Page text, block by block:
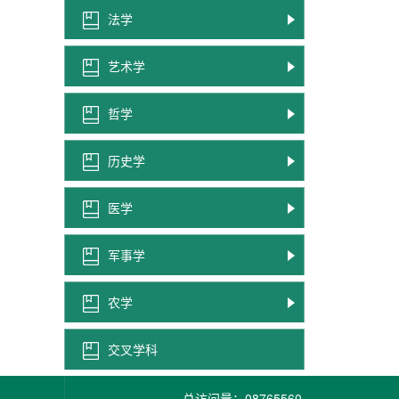
法学
艺术学
哲学
历史学
医学
军事学
农学
交叉学科